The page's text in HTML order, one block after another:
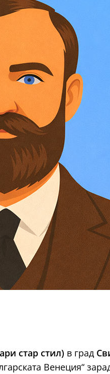
стар стил) в град
Венеция“